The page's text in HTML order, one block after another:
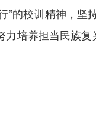
校训精神，坚
培养担当民族